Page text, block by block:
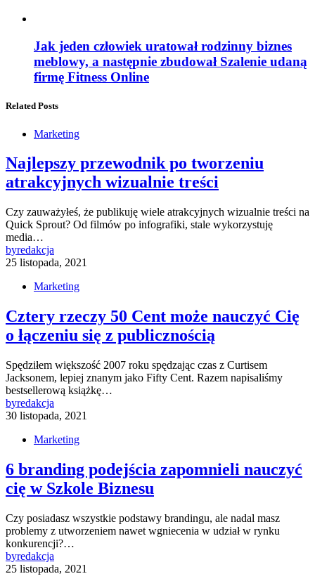
Jak jeden człowiek uratował rodzinny biznes
meblowy, a następnie zbudował Szalenie udaną
firmę Fitness Online
Related Posts
Marketing
Najlepszy przewodnik po tworzeniu
atrakcyjnych wizualnie treści
Czy zauważyłeś, że publikuję wiele atrakcyjnych wizualnie treści na
Quick Sprout? Od filmów po infografiki, stale wykorzystuję
media…
byredakcja
25 listopada, 2021
Marketing
Cztery rzeczy 50 Cent może nauczyć Cię
o łączeniu się z publicznością
Spędziłem większość 2007 roku spędzając czas z Curtisem
Jacksonem, lepiej znanym jako Fifty Cent. Razem napisaliśmy
bestsellerową książkę…
byredakcja
30 listopada, 2021
Marketing
6 branding podejścia zapomnieli nauczyć
cię w Szkole Biznesu
Czy posiadasz wszystkie podstawy brandingu, ale nadal masz
problemy z utworzeniem nawet wgniecenia w udział w rynku
konkurencji?…
byredakcja
25 listopada, 2021